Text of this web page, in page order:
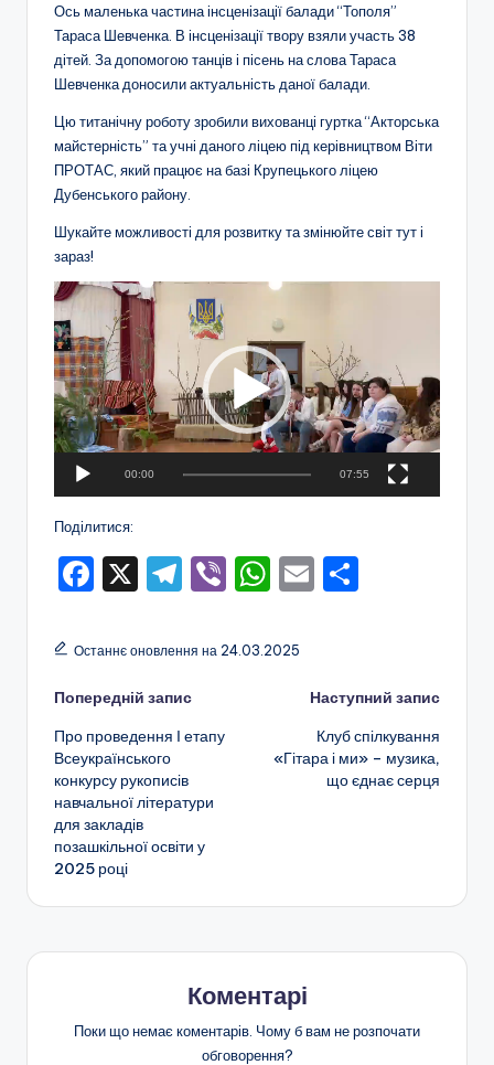
р
і
о
т
и
ч
н
о
г
о
в
и
х
о
в
а
н
а
п
о
з
а
ь
Ось маленька частина інсценізації балади “Тополя”
Тараса Шевченка. В інсценізації твору взяли участь 38
дітей. За допомогою танців і пісень на слова Тараса
Шевченка доносили актуальність даної балади.
Цю титанічну роботу зробили вихованці гуртка “Акторська
майстерність” та учні даного ліцею під керівництвом Віти
ПРОТАС, який працює на базі Крупецького ліцею
Дубенського району.
Шукайте можливості для розвитку та змінюйте світ тут і
зараз!
В
д
е
о
п
р
а
в
00:00 07:55
Поділитися:
F
c
b
o
o
k
X
T
e
a
m
Vi
er
W
a
p
E
l
и
т
и
Останнє оновлення на 24.03.2025
Навігація
по
запису
Попередній запис
Про проведення І етапу
Всеукраїнського
конкурсу рукописів
навчальної літератури
для закладів
позашкільної освіти у
2025 році
Наступний запис
Клуб спілкування
«Гітара і ми» – музика,
що єднає серця
Коментарі
Поки що немає коментарів. Чому б вам не розпочати
обговорення?